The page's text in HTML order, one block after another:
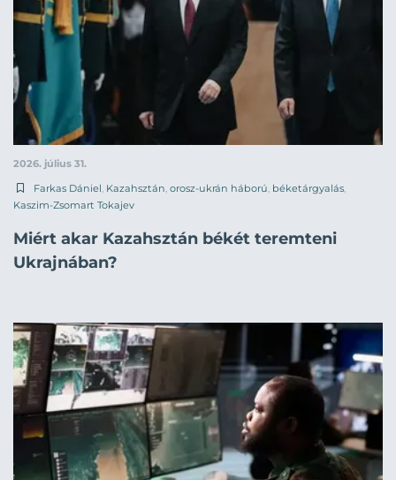
2026. július 31.
Farkas Dániel, Kazahsztán, orosz-ukrán háború, béketárgyalás,
Kaszim-Zsomart Tokajev
Miért akar Kazahsztán békét teremteni
Ukrajnában?